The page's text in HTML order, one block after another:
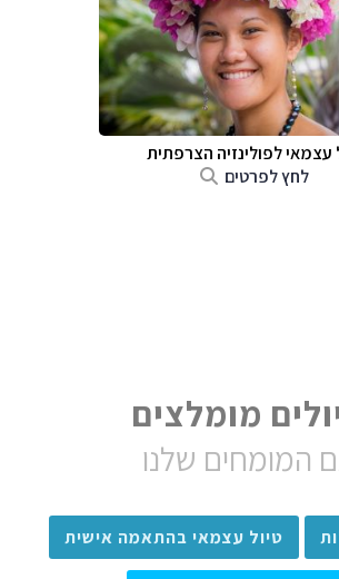
עצמאי לפולינזיה הצרפתית
לחץ לפרטים
מומלצים
המומחים שלנו
טיול עצמאי בהתאמה אישית